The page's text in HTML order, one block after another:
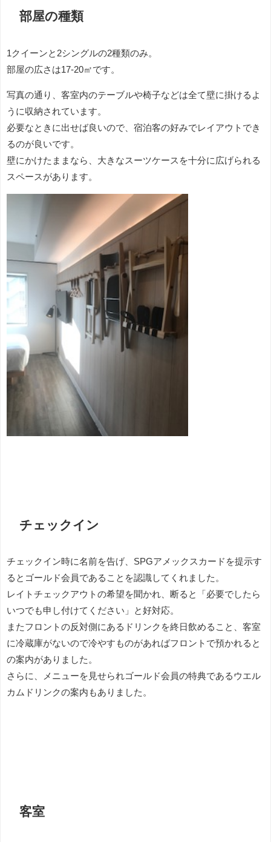
部屋の種類
1クイーンと2シングルの2種類のみ。
部屋の広さは17-20㎡です。
写真の通り、客室内のテーブルや椅子などは全て壁に掛けるよ
うに収納されています。
必要なときに出せば良いので、宿泊客の好みでレイアウトでき
るのが良いです。
壁にかけたままなら、大きなスーツケースを十分に広げられる
スペースがあります。
チェックイン
チェックイン時に名前を告げ、SPGアメックスカードを提示す
るとゴールド会員であることを認識してくれました。
レイトチェックアウトの希望を聞かれ、断ると「必要でしたら
いつでも申し付けてください」と好対応。
またフロントの反対側にあるドリンクを終日飲めること、客室
に冷蔵庫がないので冷やすものがあればフロントで預かれると
の案内がありました。
さらに、メニューを見せられゴールド会員の特典であるウエル
カムドリンクの案内もありました。
客室